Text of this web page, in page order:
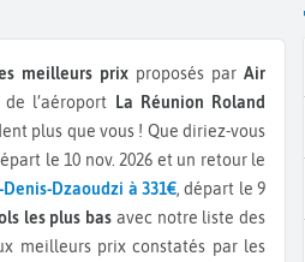
meilleurs prix proposés par Air
l’aéroport
La Réunion Roland
plus que vous ! Que diriez-vous
le 10 nov. 2026 et un retour le
Denis-Dzaoudzi à 331€, départ le 9
les plus bas avec notre liste des
meilleurs prix constatés par les